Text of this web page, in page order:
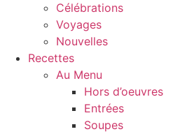
Célébrations
Voyages
Nouvelles
Recettes
Au Menu
Hors d’oeuvres
Entrées
Soupes